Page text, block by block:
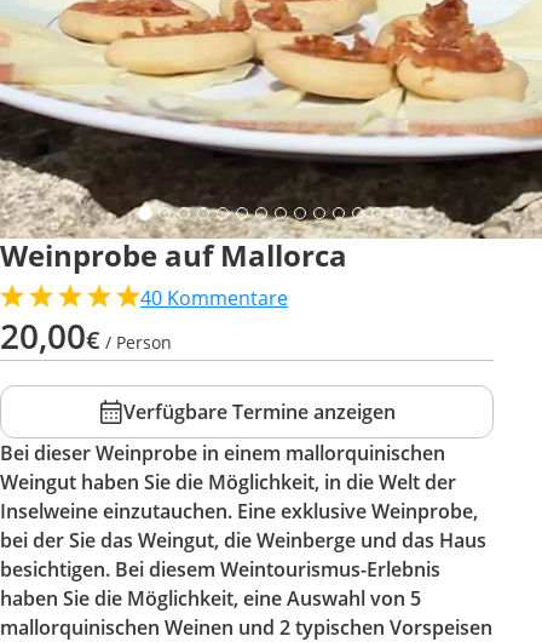
Weinprobe auf Mallorca
40 Kommentare
20,00€ / Person
Verfügbare Termine anzeigen
Bei dieser Weinprobe in einem mallorquinischen
Weingut haben Sie die Möglichkeit, in die Welt der
Inselweine einzutauchen. Eine exklusive Weinprobe,
bei der Sie das Weingut, die Weinberge und das Haus
besichtigen. Bei diesem Weintourismus-Erlebnis
haben Sie die Möglichkeit, eine Auswahl von 5
mallorquinischen Weinen und 2 typischen Vorspeisen